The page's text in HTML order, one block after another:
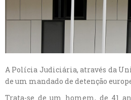
A Polícia Judiciária, através da
de um mandado de detenção
Trata-se de um homem, de 41